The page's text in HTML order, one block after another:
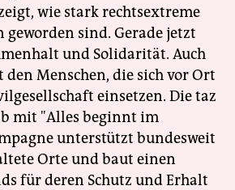
wie stark rechtsextreme
sind. Gerade jetzt
und Solidarität. Auch
Menschen, die sich vor Ort
einsetzen. Die taz
mit "Alles beginnt im
unterstützt bundesweit
Orte und baut einen
für deren Schutz und Erhalt